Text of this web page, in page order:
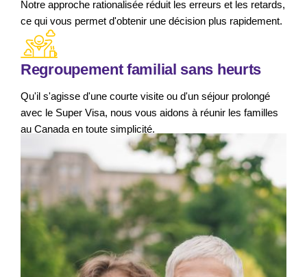
Notre approche rationalisée réduit les erreurs et les retards,
ce qui vous permet d'obtenir une décision plus rapidement.
Regroupement familial sans heurts
Qu'il s'agisse d'une courte visite ou d'un séjour prolongé
avec le Super Visa, nous vous aidons à réunir les familles
au Canada en toute simplicité.